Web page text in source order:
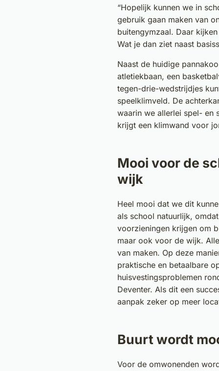
“Hopelijk kunnen we in
gebruik gaan maken van
buitengymzaal. Daar
Wat je dan ziet naast
Naast de huidige
atletiekbaan, een
tegen-drie-wedstrijdjes
speelklimveld. De
waarin we allerlei spel- en
krijgt een klimwand voor
Mooi voor de
wijk
Heel mooi dat we dit
als school natuurlijk,
voorzieningen krijgen om
maar ook voor de wijk.
van maken. Op deze
praktische en betaalbare
huisvestingsproblemen
Deventer. Als dit een
aanpak zeker op meer
Buurt wordt
Voor de omwonenden